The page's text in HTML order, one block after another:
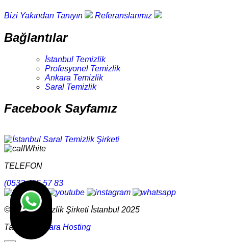
Bizi Yakından Tanıyın Referanslarımız
Bağlantılar
İstanbul Temizlik
Profesyonel Temizlik
Ankara Temizlik
Saral Temizlik
Facebook Sayfamız
TELEFON
(0532 455 57 83
© Saral Temizlik Şirketi İstanbul 2025
Tasarım
Ankara Hosting